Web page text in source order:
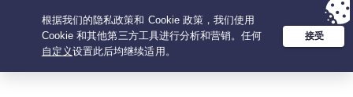
Your choice:The Best Dealfor 3.3333333333333-years at $2.23
/month